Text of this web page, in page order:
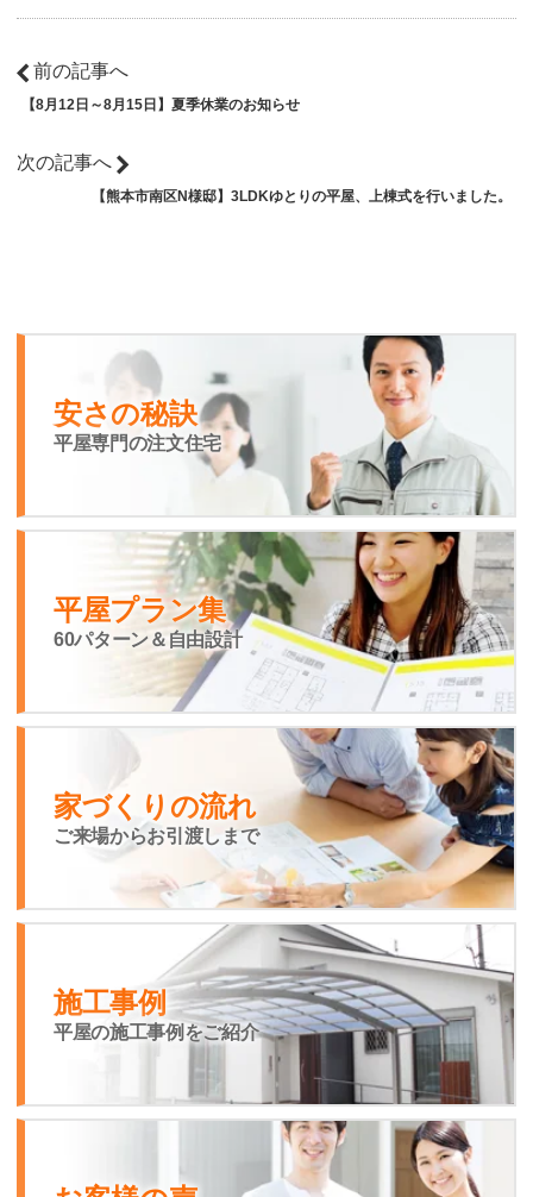
前の記事へ
【8月12日～8月15日】夏季休業のお知らせ
次の記事へ
【熊本市南区N様邸】3LDKゆとりの平屋、上棟式を行いました。
安さの秘訣
平屋専門の注文住宅
平屋プラン集
60パターン＆自由設計
家づくりの流れ
ご来場からお引渡しまで
施工事例
平屋の施工事例をご紹介